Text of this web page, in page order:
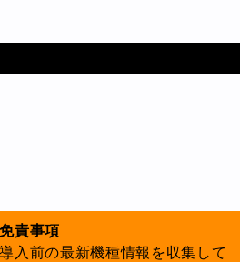
責事項
入前の最新機種情報を収集して